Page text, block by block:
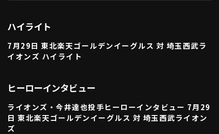
利用規約
運営会社（別ウィンドウで開く）
動画を検索（選手・チーム・プレー内容…）
ハイライト
7月29日 東北楽天ゴールデンイーグルス 対 埼玉西武ラ
イオンズ ハイライト
ヒーローインタビュー
ライオンズ・今井達也投手ヒーローインタビュー 7月29
日 東北楽天ゴールデンイーグルス 対 埼玉西武ライオン
ズ